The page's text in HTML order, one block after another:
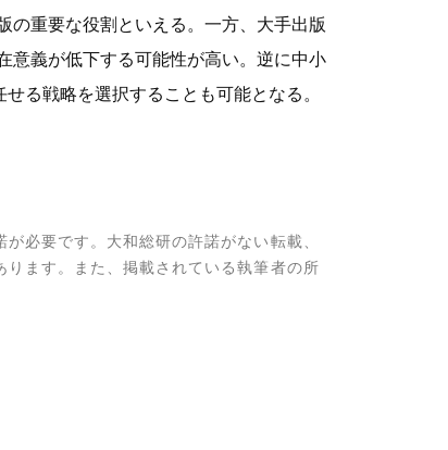
の重要な役割といえる。一方、大手出版
意義が低下する可能性が高い。逆に中小
る戦略を選択することも可能となる。
必要です。大和総研の許諾がない転載、
ます。また、掲載されている執筆者の所